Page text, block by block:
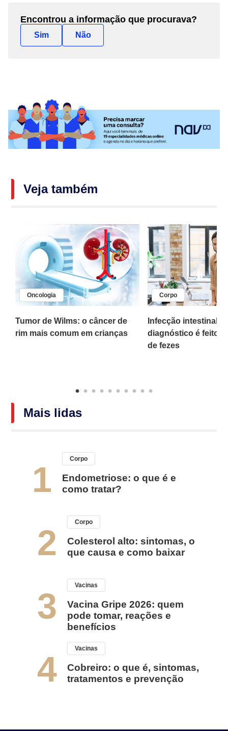
Encontrou a informação que procurava?
Sim Não
Veja também
Oncologia
Tumor de Wilms: o câncer de
rim mais comum em crianças
Corpo
Infecção intestinal
diagnóstico é feito
de fezes
Mais lidas
1
Corpo
Endometriose: o que é e
como tratar?
2
Corpo
Colesterol alto: sintomas, o
que causa e como baixar
3
Vacinas
Vacina Gripe 2026: quem
pode tomar, reações e
benefícios
4
Vacinas
Cobreiro: o que é, sintomas,
tratamentos e prevenção